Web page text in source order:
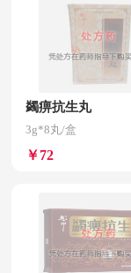
蠲痹抗生丸
3g*8丸/盒
￥72